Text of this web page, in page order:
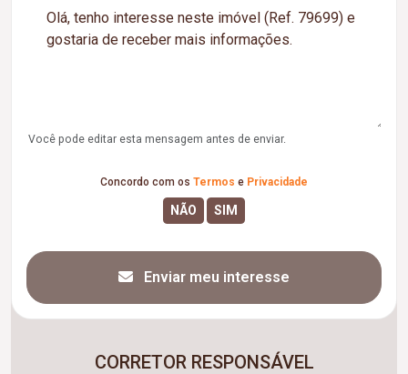
Você pode editar esta mensagem antes de enviar.
Concordo com os Termos e Privacidade
Enviar meu interesse
CORRETOR RESPONSÁVEL